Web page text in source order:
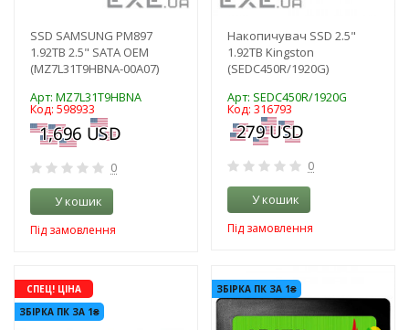
SSD SAMSUNG PM897
1.92TB 2.5" SATA OEM
(MZ7L31T9HBNA-00A07)
Арт: MZ7L31T9HBNA
Код: 598933
0
У кошик
Під замовлення
Накопичувач SSD 2.5"
1.92TB Kingston
(SEDC450R/1920G)
Арт: SEDC450R/1920G
Код: 316793
0
У кошик
Під замовлення
СПЕЦ! ЦІНА
ЗБІРКА ПК ЗА 1₴
ЗБІРКА ПК ЗА 1₴